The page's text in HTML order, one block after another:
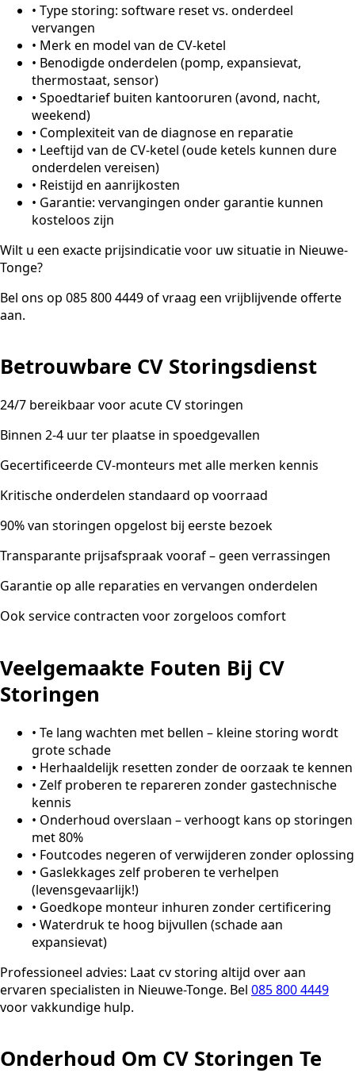
• Type storing: software reset vs. onderdeel
vervangen
• Merk en model van de CV-ketel
• Benodigde onderdelen (pomp, expansievat,
thermostaat, sensor)
• Spoedtarief buiten kantooruren (avond, nacht,
weekend)
• Complexiteit van de diagnose en reparatie
• Leeftijd van de CV-ketel (oude ketels kunnen dure
onderdelen vereisen)
• Reistijd en aanrijkosten
• Garantie: vervangingen onder garantie kunnen
kosteloos zijn
Wilt u een exacte prijsindicatie voor uw situatie in Nieuwe-
Tonge?
Bel ons op 085 800 4449 of vraag een vrijblijvende offerte
aan.
Betrouwbare CV Storingsdienst
24/7 bereikbaar voor acute CV storingen
Binnen 2-4 uur ter plaatse in spoedgevallen
Gecertificeerde CV-monteurs met alle merken kennis
Kritische onderdelen standaard op voorraad
90% van storingen opgelost bij eerste bezoek
Transparante prijsafspraak vooraf – geen verrassingen
Garantie op alle reparaties en vervangen onderdelen
Ook service contracten voor zorgeloos comfort
Veelgemaakte Fouten Bij CV
Storingen
• Te lang wachten met bellen – kleine storing wordt
grote schade
• Herhaaldelijk resetten zonder de oorzaak te kennen
• Zelf proberen te repareren zonder gastechnische
kennis
• Onderhoud overslaan – verhoogt kans op storingen
met 80%
• Foutcodes negeren of verwijderen zonder oplossing
• Gaslekkages zelf proberen te verhelpen
(levensgevaarlijk!)
• Goedkope monteur inhuren zonder certificering
• Waterdruk te hoog bijvullen (schade aan
expansievat)
Professioneel advies: Laat cv storing altijd over aan
ervaren specialisten in Nieuwe-Tonge. Bel 085 800 4449
voor vakkundige hulp.
Onderhoud Om CV Storingen Te